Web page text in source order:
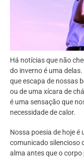
Há notícias que não
do inverno é uma
que escapa de nossas
ou de uma xícara de
é uma sensação que
necessidade de calor.
Nossa poesia de hoje
comunicado silencioso
alma antes que o corpo